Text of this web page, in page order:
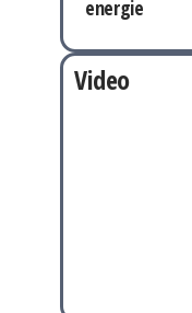
energie
Video